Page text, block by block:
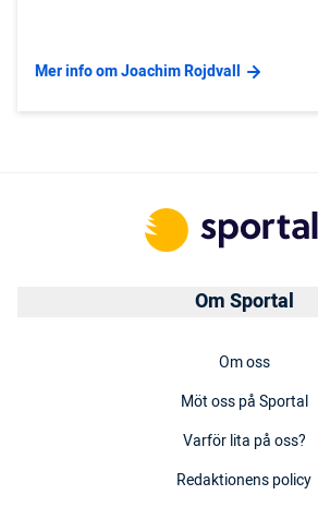
Mer info om Joachim Rojdvall
Om Sportal
Om oss
Möt oss på Sportal
Varför lita på oss?
Redaktionens policy